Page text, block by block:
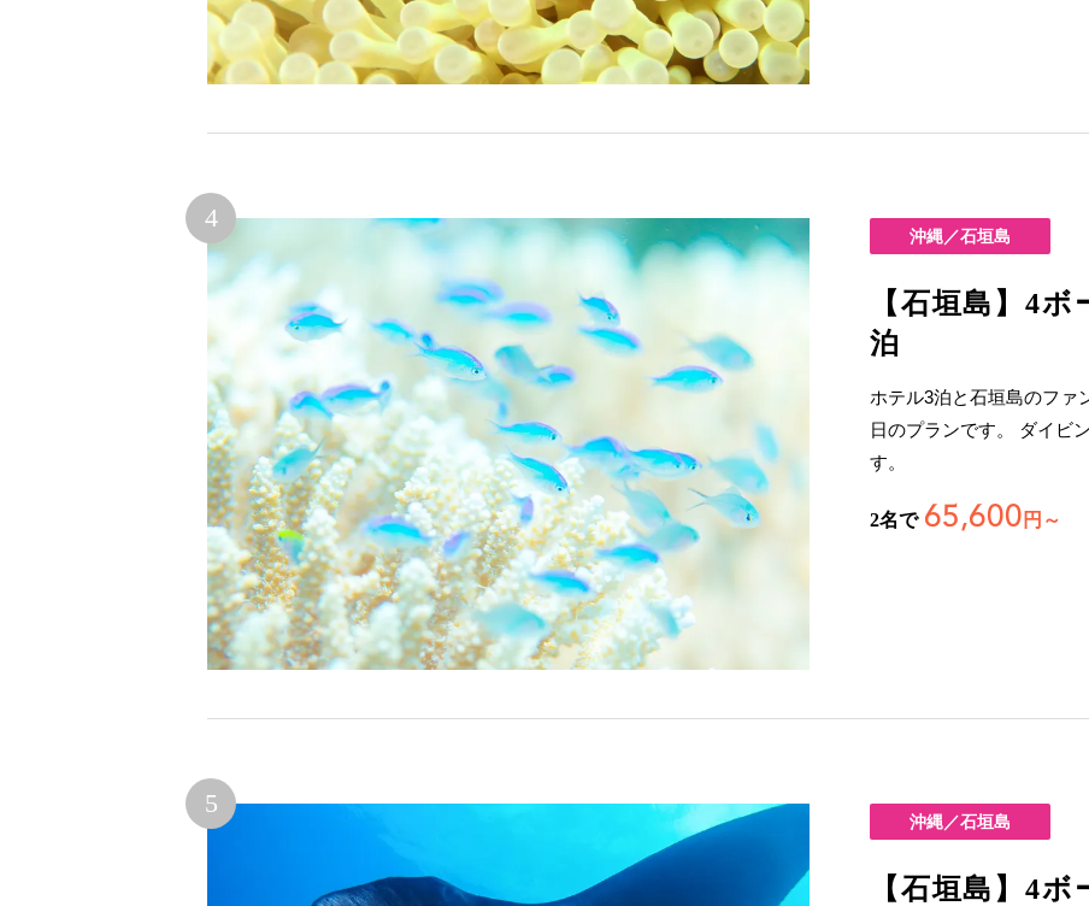
沖縄／石垣島
【石垣島】4
泊
ホテル3泊と石垣島のファ
日のプランです。 ダイビ
す。
2名で 65,600 円～
沖縄／石垣島
【石垣島】4